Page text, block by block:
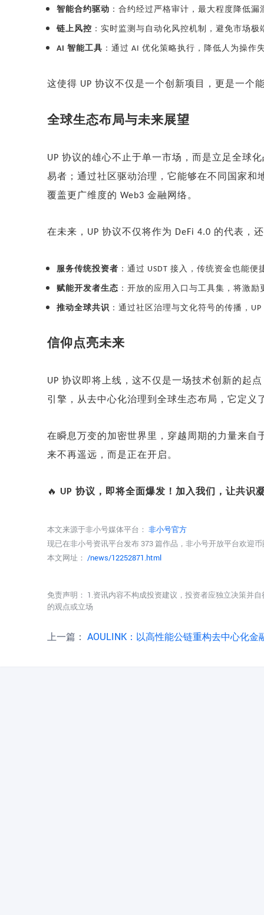
智能合约驱动 ：合约经过严格审计，最大程度降低漏
链上风控 ：实时监测与自动化风控机制，避免市场
AI 智能工具 ：通过 AI 优化策略执行，降低人为操作
这使得 UP 协议不仅是一个创新项目，更是一个
全球生态布局与未来展望
UP 协议的雄心不止于单一市场，而是立足全球
易者；通过社区驱动治理，它能够在不同国家
覆盖更广维度的 Web3 金融网络。
在未来， UP 协议不仅将作为 DeFi 4.0 的代表，
服务传统投资者 ：通过 USDT 接入，传统资金也能便
赋能开发者生态 ：开放的应用入口与工具集，将激
推动全球共识 ：通过社区治理与文化符号的传播， UP
信仰点亮未来
UP 协议即将上线，这不仅是一场技术创新的起
引擎，从去中心化治理到全球生态布局，它定义
在瞬息万变的加密世界里，穿越周期的力量来自
来不再遥远，而是正在开启。
🔥 UP 协议，即将全面爆发！加入我们，让共识
本文来源于非小号媒体平台： 非小号官方
现已在非小号资讯平台发布 373 篇作品，非小号开放平台欢迎
本文网址： /news/12252871.html
免责声明： 1.资讯内容不构成投资建议，投资者应独立决策并
的观点或立场
上一篇： AOULINK：以高性能公链重构去中心化金融生态系统—风投趣集团